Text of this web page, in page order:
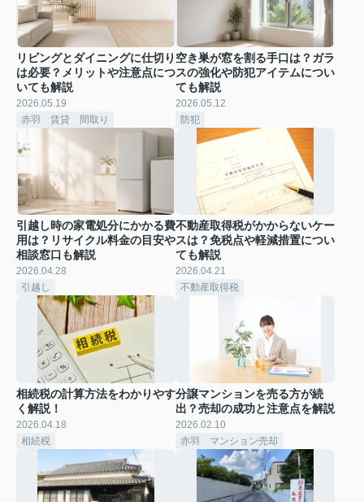
リビングとダイニングに仕切り
は必要？メリットや注意点につ
いても解説
2026.05.19
赤羽 賃貸 間取り
空き巣が窓を割る手口は？ガラ
スの強化や防犯アイテムについ
ても解説
2026.05.12
防犯
引越し時の家電処分にかかる費
用は？リサイクル料金の目安や
相談窓口も解説
2026.04.28
引越し
不動産取得税がかからないケー
スは？免税点や軽減措置につい
ても解説
2026.04.21
不動産取得税
相続税の計算方法をわかりやす
く解説！
2026.04.18
相続税
分譲マンションを売る方が続
出？売却の成功と注意点を解説
2026.02.10
赤羽 マンション売却